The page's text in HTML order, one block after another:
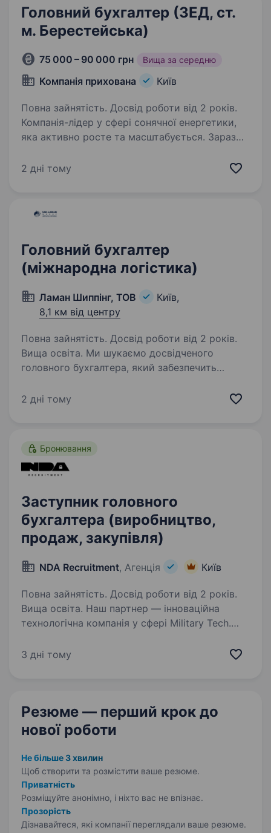
Головний бухгалтер (ЗЕД, ст.
м. Берестейська)
75 000 – 90 000 грн Вища за середню
Компанія прихована Київ
Повна зайнятість. Досвід роботи від 2 років.
Компанія-лідер у сфері сонячної енергетики,
яка активно росте та масштабується. Зараз
бухгалтера, який підсилить команду та стане
2 дні тому
Головний бухгалтер
(міжнародна логістика)
Ламан Шиппінг, ТОВ
Київ,
8,1 км від центру
Повна зайнятість. Досвід роботи від 2 років.
Вища освіта. Ми шукаємо досвідченого
головного бухгалтера, який забезпечить
та податкового обліку компанії, контроль
2 дні тому
Бронювання
Заступник головного
бухгалтера (виробництво,
продаж, закупівля)
NDA Recruitment, Агенція Київ
Повна зайнятість. Досвід роботи від 2 років.
Вища освіта. Наш партнер — інноваційна
технологічна компанія у сфері Military Tech.
цінності та стане частиною команди яка
3 дні тому
Резюме — перший крок до
нової роботи
Не більше 3 хвилин
Щоб створити та розмістити ваше резюме.
Приватність
Розміщуйте анонімно, і ніхто вас не впізнає.
Прозорість
Дізнавайтеся, які компанії переглядали ваше резюме.